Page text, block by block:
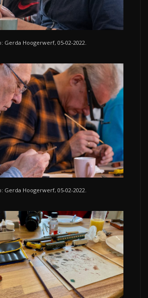
Gerda Hoogerwerf, 05-02-2022.
Gerda Hoogerwerf, 05-02-2022.